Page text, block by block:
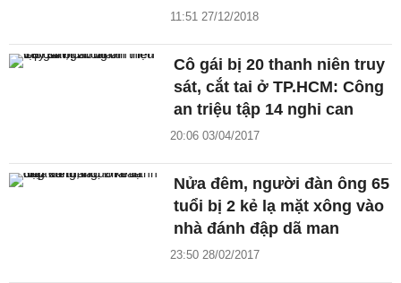
11:51 27/12/2018
Cô gái bị 20 thanh niên truy
sát, cắt tai ở TP.HCM: Công
an triệu tập 14 nghi can
20:06 03/04/2017
Nửa đêm, người đàn ông 65
tuổi bị 2 kẻ lạ mặt xông vào
nhà đánh đập dã man
23:50 28/02/2017